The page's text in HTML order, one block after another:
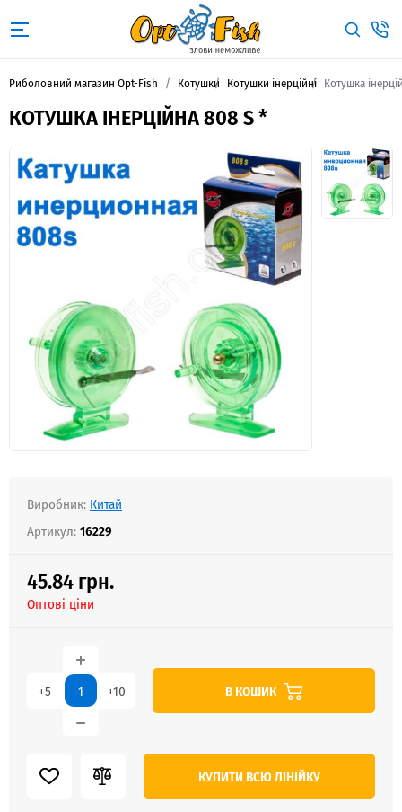
Риболовний магазин Opt-Fish Котушки Котушки інерційні Котушка
КОТУШКА ІНЕРЦІЙНА 808 S *
Виробник: Китай
Артикул:16229
45.84 грн.
Оптові ціни
+5 +10 В КОШИК
КУПИТИ ВСЮ ЛІНІЙКУ